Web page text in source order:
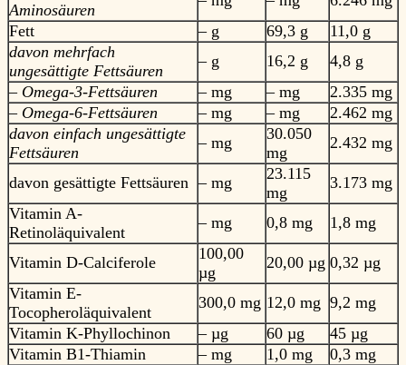
Aminosäuren
Fett
– g 69,3 g
11,0 g
davon mehrfach
ungesättigte Fettsäuren
– g 16,2 g
4,8 g
– Omega-3-Fettsäuren
– mg – mg
2.335 mg
– Omega-6-Fettsäuren
– mg – mg
2.462 mg
davon einfach ungesättigte
Fettsäuren
– mg
30.050
mg
2.432 mg
davon gesättigte Fettsäuren – mg
23.115
mg
3.173 mg
Vitamin A-
Retinoläquivalent
– mg 0,8 mg 1,8 mg
Vitamin D-Calciferole
100,00
µg
20,00 µg 0,32 µg
Vitamin E-
Tocopheroläquivalent
300,0 mg 12,0 mg 9,2 mg
Vitamin K-Phyllochinon
– µg 60 µg
45 µg
Vitamin B1-Thiamin
– mg 1,0 mg
0,3 mg